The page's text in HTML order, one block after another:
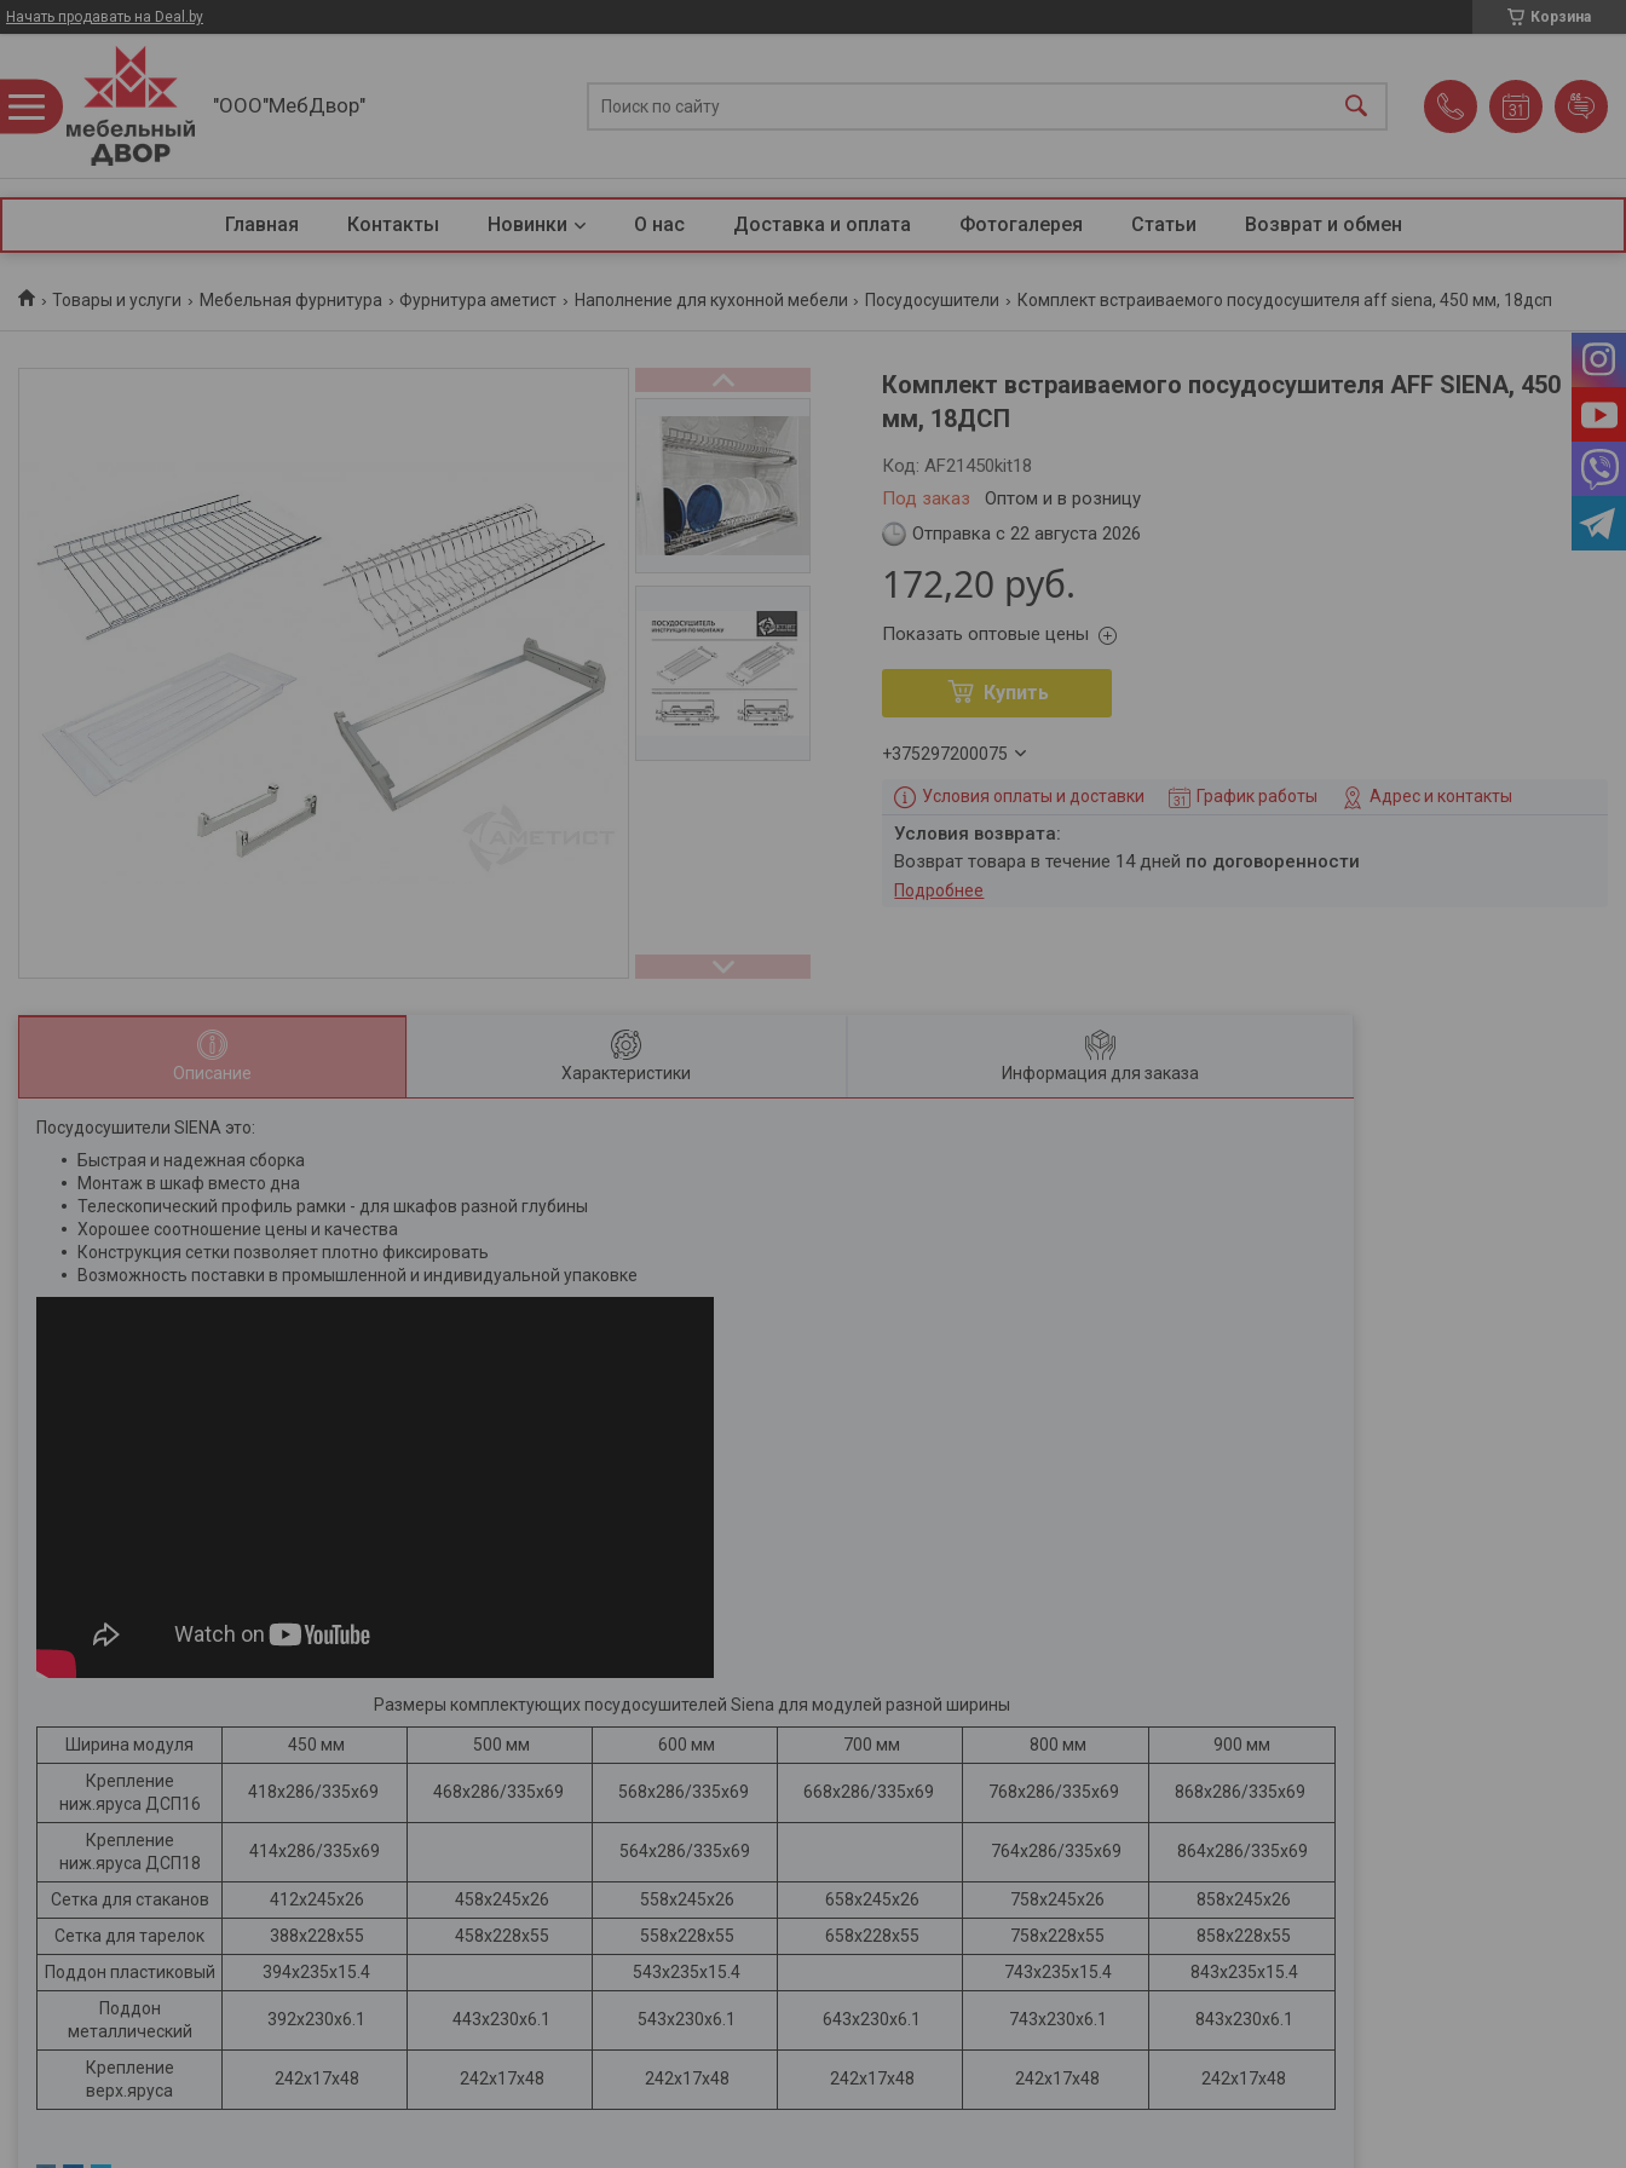
Начать продавать на Deal.by Корзина
"ООО"МебДвор"
Главная Контакты Новинки О нас Доставка и оплата Фотогалерея Статьи Возврат и обмен
Товары и услуги Мебельная фурнитура Фурнитура аметист Наполнение для кухонной мебели Посудосушители Комплект встраиваемого посудосушителя aff siena, 450 мм, 18дсп
Комплект встраиваемого посудосушителя AFF SIENA, 450
мм, 18ДСП
Под заказ Оптом и в розницу
Код:AF21450kit18
Отправка с 22 августа 2026
172,20 руб.
Показать оптовые цены
Купить
+375297200075
Условия оплаты и доставки График работы Адрес и контакты
возврат товара в течение 14 дней по договоренности
Подробнее
Описание Характеристики Информация для заказа
Посудосушители SIENA это:
Быстрая и надежная сборка
Монтаж в шкаф вместо дна
Телескопический профиль рамки - для шкафов разной глубины
Хорошее соотношение цены и качества
Конструкция сетки позволяет плотно фиксировать
Возможность поставки в промышленной и индивидуальной упаковке
Размеры комплектующих посудосушителей Siena для модулей разной ширины
Ширина модуля 450 мм 500 мм 600 мм 700 мм 800 мм
900 мм
Крепление
ниж.яруса ДСП16
418х286/335х69 468х286/335х69 568х286/335х69 668х286/335х69 768х286/335х69 868х286/335х69
Крепление
ниж.яруса ДСП18
414х286/335х69 564х286/335х69 764х286/335х69 864х286/335х69
Сетка для стаканов 412х245х26 458х245х26 558х245х26 658х245х26 758х245х26
858х245х26
Сетка для тарелок
388х228х55 458х228х55 558х228х55 658х228х55 758х228х55
858х228х55
Поддон пластиковый
394х235х15.4 543х235х15.4 743х235х15.4
843х235х15.4
Поддон
металлический
392х230х6.1 443х230х6.1 543х230х6.1 643х230х6.1 743х230х6.1 843х230х6.1
Крепление
верх.яруса
242х17х48 242х17х48 242х17х48 242х17х48 242х17х48 242х17х48